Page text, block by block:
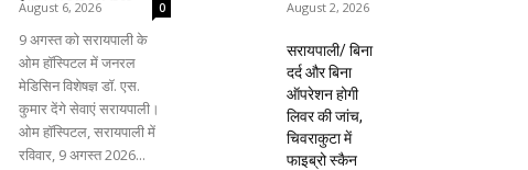
August 6, 2026 0
9 अगस्त को सरायपाली के
ओम हॉस्पिटल में जनरल
मेडिसिन विशेषज्ञ डॉ. एस.
कुमार देंगे सेवाएं सरायपाली।
ओम हॉस्पिटल, सरायपाली में
रविवार, 9 अगस्त 2026...
August 2, 2026
सरायपाली/ बिना
दर्द और बिना
ऑपरेशन होगी
लिवर की जांच,
चिवराकुटा में
फाइब्रो स्कैन